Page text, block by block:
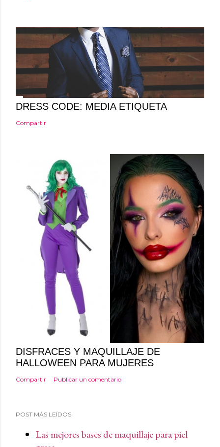
t
r
i
DRESS CODE: MEDIA ETIQUETA
Compartir
DISFRACES Y MAQUILLAJE DE
HALLOWEEN PARA MUJERES
Compartir Publicar un comentario
POST MÁS LEÍDOS
Las mejores bases de maquillaje para piel